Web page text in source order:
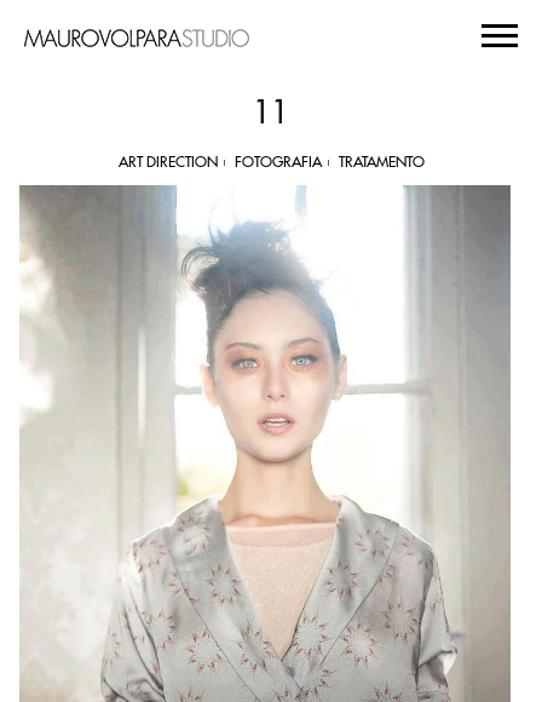
11
ART DIRECTION FOTOGRAFIA TRATAMENTO